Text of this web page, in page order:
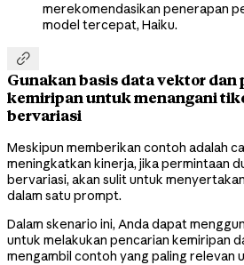
merekomendasikan penerapan
model tercepat, Haiku.

Gunakan basis data vektor dan
kemiripan untuk menangani
bervariasi
Meskipun memberikan contoh adalah
meningkatkan kinerja, jika permintaan
bervariasi, akan sulit untuk
dalam satu prompt.
Dalam skenario ini, Anda dapat
untuk melakukan pencarian kemiripan
mengambil contoh yang paling relevan